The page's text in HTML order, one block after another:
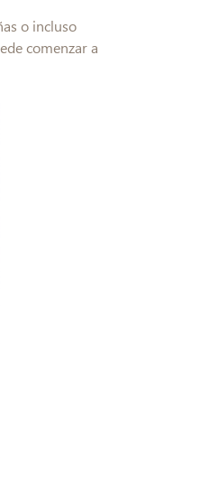
o incluso
comenzar a